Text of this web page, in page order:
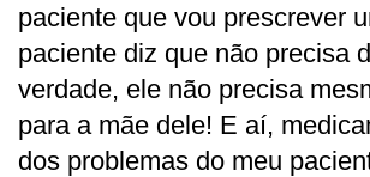
paciente que vou prescrever
paciente diz que não precisa
verdade, ele não precisa
para a mãe dele! E aí,
dos problemas do meu